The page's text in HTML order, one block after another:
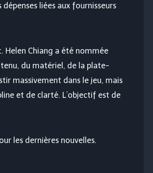
liées aux fournisseurs
Helen Chiang a été nommée
du matériel, de la plate-
massivement dans le jeu, mais
et de clarté. L’objectif est de
les dernières nouvelles.